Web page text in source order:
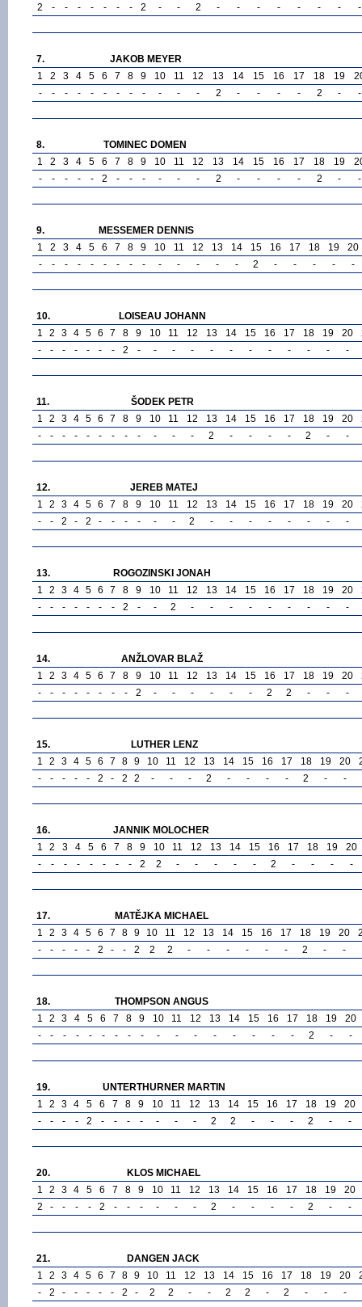
2
- - - - - - - 2 - - 2 - - - - - - - -
7.
JAKOB MEYER
1
2 3 4 5 6 7 8 9 10 11 12 13 14 15 16 17 18 19
-
- - - - - - - - - - - 2 - - - - 2 - -
8.
TOMINEC DOMEN
1
2 3 4 5 6 7 8 9 10 11 12 13 14 15 16 17 18 19
-
- - - - 2 - - - - - - 2 - - - - 2 - -
9.
MESSEMER DENNIS
1
2 3 4 5 6 7 8 9 10 11 12 13 14 15 16 17 18 19
20
-
- - - - - - - - - - - - - 2 - - - - -
10.
LOISEAU JOHANN
1
2 3 4 5 6 7 8 9 10 11 12 13 14 15 16 17 18 19 20
-
- - - - - - 2 - - - - - - - - - - - -
11.
ŠODEK PETR
1
2 3 4 5 6 7 8 9 10 11 12 13 14 15 16 17 18 19 20
-
- - - - - - - - - - - 2 - - - - 2 - -
12.
JEREB MATEJ
1
2 3 4 5 6 7 8 9 10 11 12 13 14 15 16 17 18 19 20
-
- 2 - 2 - - - - - - 2 - - - - - - - -
13.
ROGOZINSKI JONAH
1
2 3 4 5 6 7 8 9 10 11 12 13 14 15 16 17 18 19 20
-
- - - - - - 2 - - 2 - - - - - - - - -
14.
ANŽLOVAR BLAŽ
1
2 3 4 5 6 7 8 9 10 11 12 13 14 15 16 17 18 19 20
-
- - - - - - - 2 - - - - - - 2 2 - - -
15.
LUTHER LENZ
1
2 3 4 5 6 7 8 9 10 11 12 13 14 15 16 17 18 19 20
-
- - - - 2 - 2 2 - - - 2 - - - - 2 - -
16.
JANNIK MOLOCHER
1
2 3 4 5 6 7 8 9 10 11 12 13 14 15 16 17 18 19
20
-
- - - - - - - 2 2 - - - - - 2 - - - -
17.
MATĚJKA MICHAEL
1
2 3 4 5 6 7 8 9 10 11 12 13 14 15 16 17 18 19 20
-
- - - - 2 - - 2 2 2 - - - - - - 2 - -
18.
THOMPSON ANGUS
1
2 3 4 5 6 7 8 9 10 11 12 13 14 15 16 17 18 19
20
-
- - - - - - - - - - - - - - - - 2 - -
19.
UNTERTHURNER MARTIN
1
2 3 4 5 6 7 8 9 10 11 12 13 14 15 16 17 18 19
20
-
- - - 2 - - - - - - - 2 2 - - - 2 - -
20.
KLOS MICHAEL
1
2 3 4 5 6 7 8 9 10 11 12 13 14 15 16 17 18 19
20
2
- - - - 2 - - - - - - 2 - - - - 2 - -
21.
DANGEN JACK
1
2 3 4 5 6 7 8 9 10 11 12 13 14 15 16 17 18 19 20
-
2 - - - - - 2 - 2 2 - - 2 2 - 2 - - -